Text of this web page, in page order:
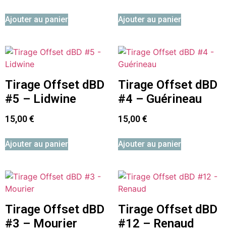
Ajouter au panier Ajouter au panier
Tirage Offset dBD
#5 – Lidwine
15,00€
Ajouter au panier
Tirage Offset dBD
#4 – Guérineau
15,00€
Ajouter au panier
Tirage Offset dBD
#3 – Mourier
Tirage Offset dBD
#12 – Renaud